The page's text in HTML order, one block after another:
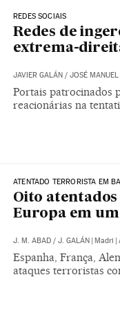
REDES SOCIAIS
Redes de
extrema-
JAVIER GALÁN / JOSÉ
Portais patrocinados
reacionárias na
ATENTADO TERRORISTA EM
Oito
Europa em
J. M. ABAD/ J. GALÁN | Madri |
Espanha, França,
ataques terroristas